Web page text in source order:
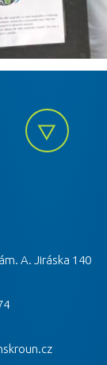
A. Jiráska 140